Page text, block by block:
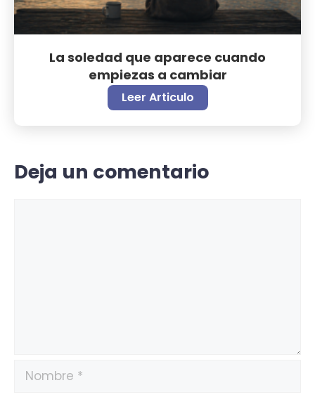
La soledad que aparece cuando
empiezas a cambiar
Leer Articulo
Deja un comentario